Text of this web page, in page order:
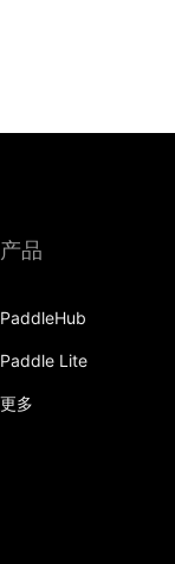
产品
PaddleHub
Paddle Lite
更多